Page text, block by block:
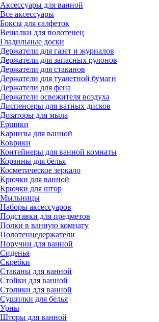
Аксессуары для ванной
Все аксессуары
Боксы для салфеток
Вешалки для полотенец
Гладильные доски
Держатели для газет и журналов
Держатели для запасных рулонов
Держатели для стаканов
Держатели для туалетной бумаги
Держатели для фена
Держатели освежителя воздуха
Диспенсеры для ватных дисков
Дозаторы для мыла
Ершики
Карнизы для ванной
Коврики
Контейнеры для ванной комнаты
Корзины для белья
Косметическое зеркало
Крючки для ванной
Крючки для штор
Мыльницы
Наборы аксессуаров
Подставки для предметов
Полки в ванную комнату
Полотенцедержатели
Поручни для ванной
Сиденья
Скребки
Стаканы для ванной
Стойки для ванной
Столики для ванной
Сушилки для белья
Урны
Шторы для ванной